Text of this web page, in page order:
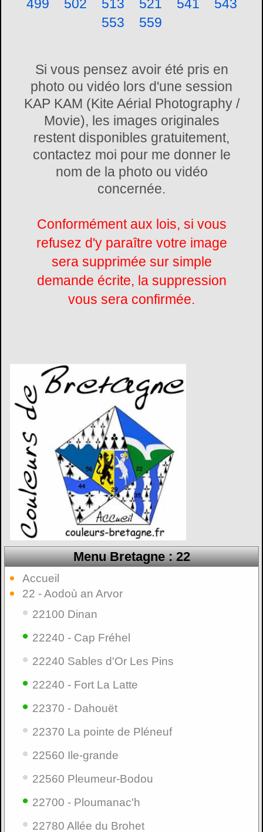
499
502 513 521 541
543
553
559
Si vous pensez avoir été pris en
photo ou vidéo lors d'une session
KAP KAM (Kite Aérial Photography /
Movie), les images originales
restent disponibles gratuitement,
contactez moi pour me donner le
nom de la photo ou vidéo
concernée.
Conformément aux lois, si vous
refusez d'y paraître votre image
sera supprimée sur simple
demande écrite, la suppression
vous sera confirmée.
Menu Bretagne : 22
Accueil
22 - Aodoù an Arvor
• 22100 Dinan
• 22240 - Cap Fréhel
• 22240 Sables d'Or Les Pins
• 22240 - Fort La Latte
• 22370 - Dahouët
• 22370 La pointe de Pléneuf
• 22560 Ile-grande
• 22560 Pleumeur-Bodou
• 22700 - Ploumanac'h
• 22780 Allée du Brohet